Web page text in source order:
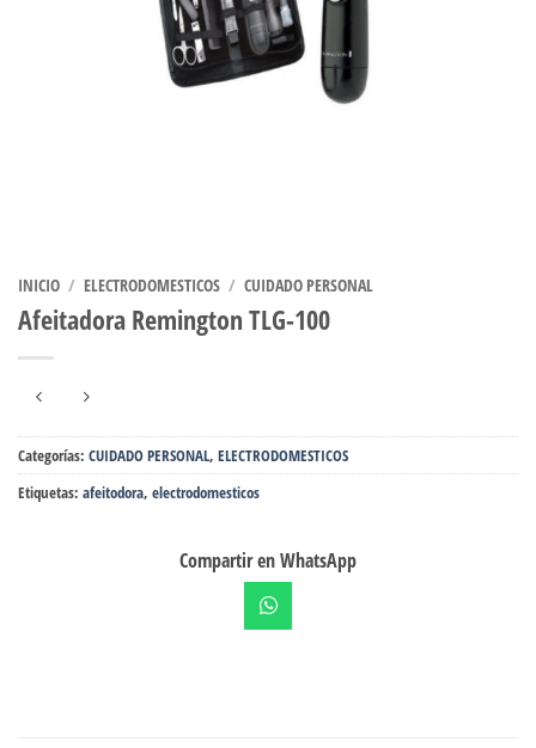
INICIO / ELECTRODOMESTICOS / CUIDADO PERSONAL
Afeitadora Remington TLG-100
Categorías: CUIDADO PERSONAL, ELECTRODOMESTICOS
Etiquetas: afeitodora, electrodomesticos
Compartir en WhatsApp